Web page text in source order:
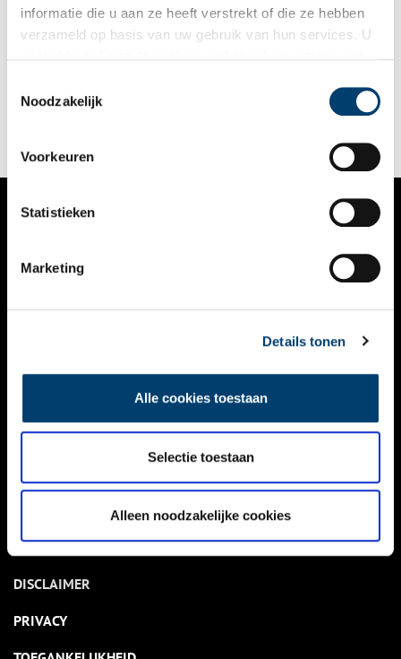
informatie die u aan ze heeft verstrekt of die ze hebben
verzameld op basis van uw gebruik van hun services. U
Noodzakelijk
Voorkeuren
Statistieken
Marketing
Details tonen
Alle cookies toestaan
Selectie toestaan
Alleen noodzakelijke cookies
Bijzondere (bij)namen: Kennemerland en IJmond
Noord-Holland kent veel plaatsen met bijzondere namen. Van
sommige is de oorsprong snel vast te stellen, bij andere is het
onze provincie, om achter de herkomst van de lokale
plaatsnamen én bijnamen van de inwoners te komen. Deze
NIEUWS
KALENDER
ACTIVITEITEN
NIEUWSBRIEF
DISCLAIMER
PRIVACY